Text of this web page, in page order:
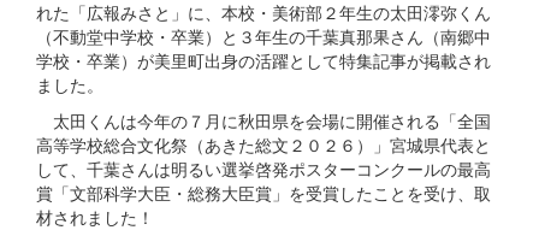
れた「広報みさと」に、本校・美術部２年生の太田澪弥くん
（不動堂中学校・卒業）と３年生の千葉真那果さん（南郷中
学校・卒業）が美里町出身の活躍として特集記事が掲載され
ました。
太田くんは今年の７月に秋田県を会場に開催される「全国
高等学校総合文化祭（あきた総文２０２６）」宮城県代表と
して、千葉さんは明るい選挙啓発ポスターコンクールの最高
賞「文部科学大臣・総務大臣賞」を受賞したことを受け、取
材されました！